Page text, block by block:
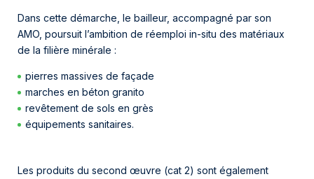
Dans cette démarche, le bailleur, accompagné par son
AMO, poursuit l’ambition de réemploi in-situ des matériaux
de la filière minérale :
pierres massives de façade
marches en béton granito
revêtement de sols en grès
équipements sanitaires.
Les produits du second œuvre (cat 2) sont également